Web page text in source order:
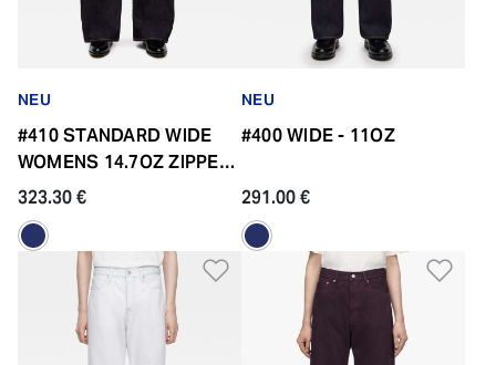
NEU
#410 STANDARD WIDE
WOMENS 14.7OZ ZIPPER
FLY
323.30 €
NEU
#400 WIDE - 11OZ
291.00 €
Zur Wunschliste Zur